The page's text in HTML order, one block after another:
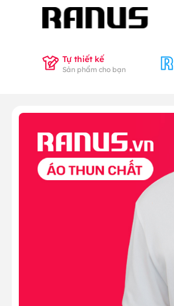
Tự thiết kế
Sản phẩm cho bạn